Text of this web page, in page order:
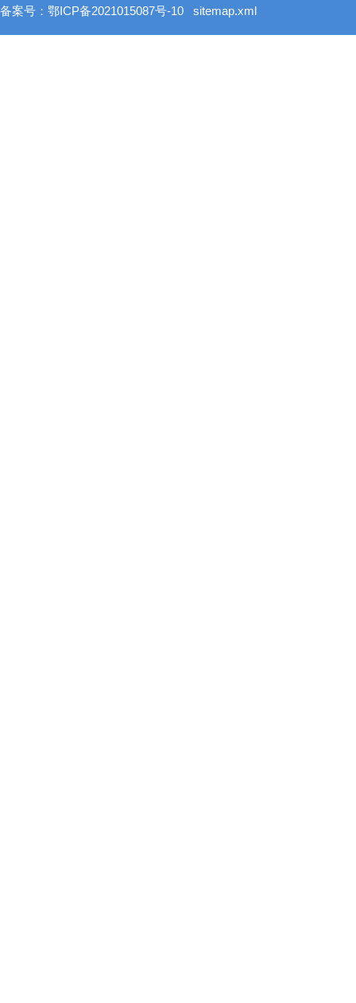
备案号：鄂ICP备2021015087号-10 sitemap.xml